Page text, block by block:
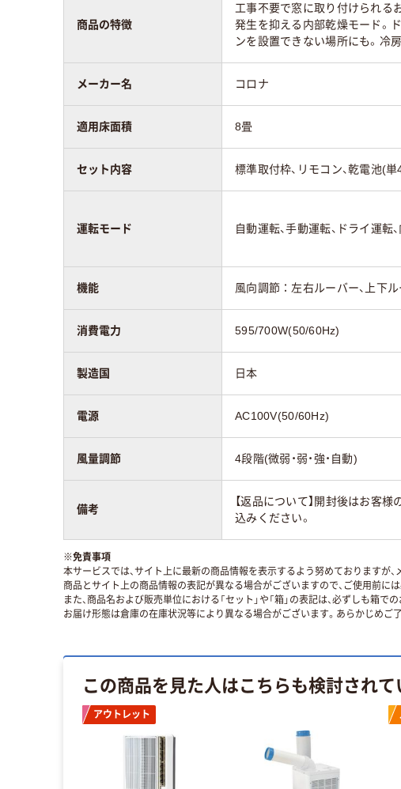
商品の特徴
工事不要で窓に取り付けられる
発生を抑える内部乾燥モード。
ンを設置できない場所にも。冷
メーカー名 コロナ
適用床面積 8畳
セット内容 標準取付枠、リモコン、乾電池(
運転モード 自動運転、手動運転、ドライ運転
機能 風向調節：左右ルーバー、上下
消費電力 595/700W(50/60Hz)
製造国 日本
電源 AC100V(50/60Hz)
風量調節 4段階(微弱・弱・強・自動)
備考
【返品について】開封後はお客
込みください。
※免責事項
本サービスでは、サイト上に最新の商品情報を表示するよう努めておりますが、
商品とサイト上の商品情報の表記が異なる場合がございますので、ご使用前に
また、商品名および販売単位における「セット」や「箱」の表記は、必ずしも箱で
お届け形態は倉庫の在庫状況等により異なる場合がございます。あらかじめご
この商品を見た人はこちらも検討されて
アウトレット